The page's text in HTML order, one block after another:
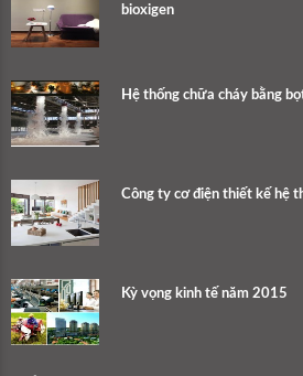
bioxigen
Hệ thống chữa cháy bằng
Công ty cơ điện thiết kế hệ
Kỳ vọng kinh tế năm 2015